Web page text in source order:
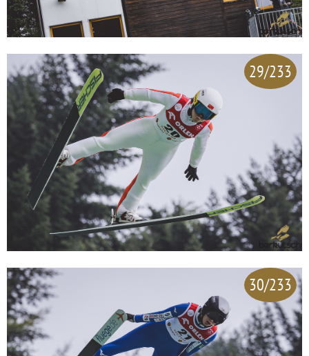
29/233
30/233